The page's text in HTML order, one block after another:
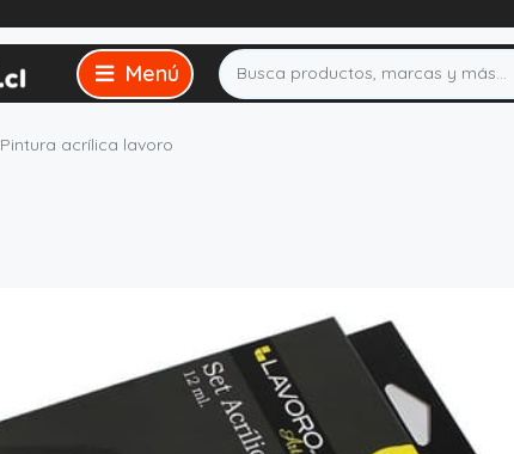
Pintura acrílica lavoro